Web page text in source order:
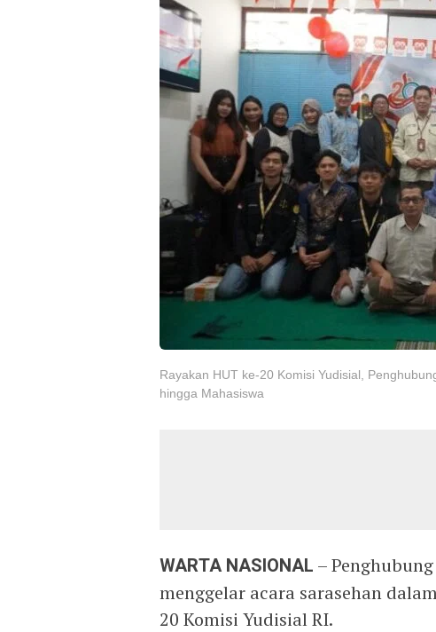
Rayakan HUT ke-20 Komisi Yudisial,
hingga Mahasiswa
WARTA NASIONAL –
menggelar acara sarasehan
20 Komisi Yudisial RI.